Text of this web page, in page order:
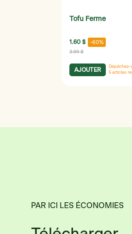
Tofu Ferme
1.60 $ -60%
3.99 $
AJOUTER
Dépêchez-
5 articles
PAR ICI LES ÉCONOMIES